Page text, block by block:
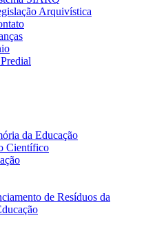
Arquivística
da Educação
Científico
de Resíduos da